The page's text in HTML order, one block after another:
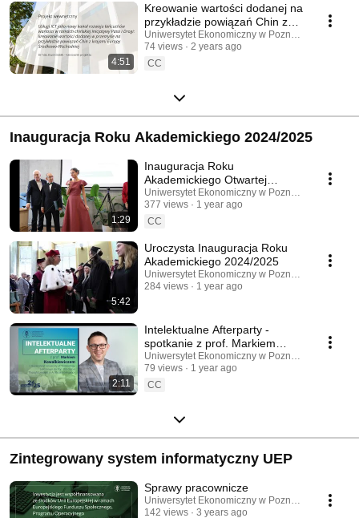
4:51
Kreowanie wartości dodanej na
przykładzie powiązań Chin z
krajami Europy Środkowo-
Wschodniej
Uniwersytet Ekonomiczny w Poznaniu
74 views
2 years ago
CC
Inauguracja Roku Akademickiego 2024/2025
1:29
Inauguracja Roku
Akademickiego Otwartej
Wszechnicy Ekonomicznej
‘Erga Omnes’
Uniwersytet Ekonomiczny w Poznaniu
377 views
1 year ago
CC
5:42
Uroczysta Inauguracja Roku
Akademickiego 2024/2025
Uniwersytet Ekonomiczny w Poznaniu
284 views
1 year ago
2:11
Intelektualne Afterparty -
spotkanie z prof. Markiem
Kowalkiewiczem / relacja
Uniwersytet Ekonomiczny w Poznaniu
79 views
1 year ago
CC
Zintegrowany system informatyczny UEP
Sprawy pracownicze
Uniwersytet Ekonomiczny w Poznaniu
142 views
3 years ago